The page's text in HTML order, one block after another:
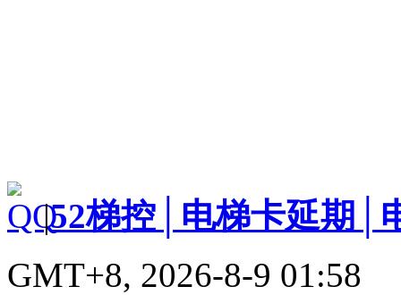
|52梯控│电梯卡延期│
GMT+8, 2026-8-9 01:58